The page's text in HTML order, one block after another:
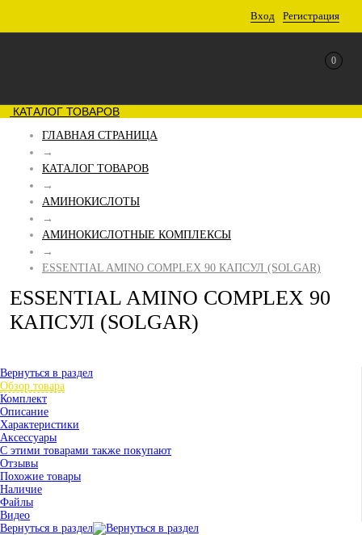
Вход Регистрация
0
КАТАЛОГ ТОВАРОВ
ГЛАВНАЯ СТРАНИЦА
→
КАТАЛОГ ТОВАРОВ
→
АМИНОКИСЛОТЫ
→
АМИНОКИСЛОТНЫЕ КОМПЛЕКСЫ
→
ESSENTIAL AMINO COMPLEX 90 КАПСУЛ (SOLGAR)
ESSENTIAL AMINO COMPLEX 90
КАПСУЛ (SOLGAR)
Вернуться в раздел
Обзор товара
Комплект
Описание
Характеристики
Аксессуары
С этими товарами также покупают
Отзывы
Похожие товары
Наличие
Файлы
Видео
Вернуться в раздел